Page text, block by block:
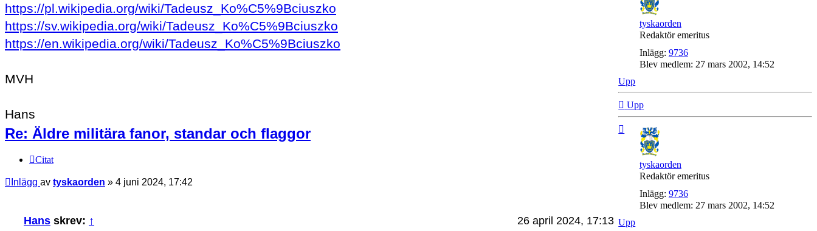
https://pl.wikipedia.org/wiki/Tadeusz_Ko%C5%9Bciuszko
https://sv.wikipedia.org/wiki/Tadeusz_Ko%C5%9Bciuszko
https://en.wikipedia.org/wiki/Tadeusz_Ko%C5%9Bciuszko
MVH
Hans
tyskaorden
Redaktör emeritus
Inlägg: 9736
Blev medlem: 27 mars 2002, 14:52
Re: Äldre militära fanor, standar och flaggor
Citat
Inlägg av tyskaorden » 4 juni 2024, 17:42
Hans skrev: ↑ 26 april 2024, 17:13
Upp
tyskaorden
Redaktör emeritus
Inlägg: 9736
Blev medlem: 27 mars 2002, 14:52
Upp
Upp